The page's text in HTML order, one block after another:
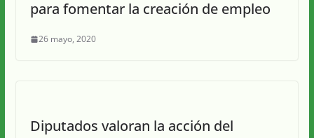
para fomentar la creación de empleo
26 mayo, 2020
Diputados valoran la acción del